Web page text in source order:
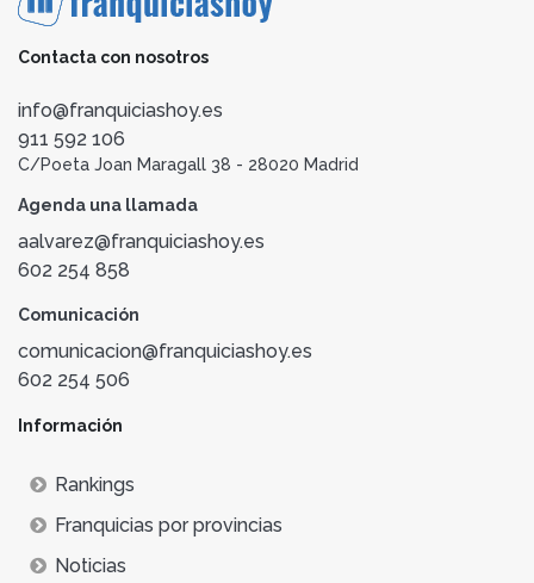
Contacta con nosotros
info@franquiciashoy.es
911 592 106
C/Poeta Joan Maragall 38 - 28020 Madrid
Agenda una llamada
aalvarez@franquiciashoy.es
602 254 858
Comunicación
comunicacion@franquiciashoy.es
602 254 506
Información
Rankings
Franquicias por provincias
Noticias